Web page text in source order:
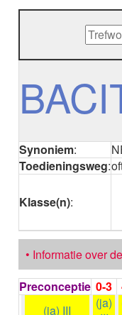
METHENAMINE
ADALIMUMAB
ADAPALEEN
ADAPALEEN /
ADENOSINE
AESCINE
AFLIBERCEPT
AFLIBERCEPT
AGALSIDASE bèta
ALBIGLUTIDE
Stollingsfactor IX;
ALCOHOL
ETHANOL
ALECTINIB
Synoniem:
Toedieningsweg:
Klasse(n):
• Informatie over
Preconceptie 0-3
(ja) III
(ja)